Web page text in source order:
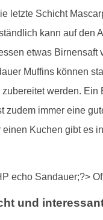
letzte Schicht
kann auf den
etwas Birnensaft
Muffins können
werden. Ein
zudem immer eine
einen Kuchen gibt es
und